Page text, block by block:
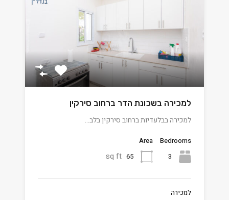
למכירה בשכונת הדר ברחוב סירקין
למכירה בבלעדיות ברחוב סירקין בלב…
Bedrooms
3
Area
65
sq ft
למכירה